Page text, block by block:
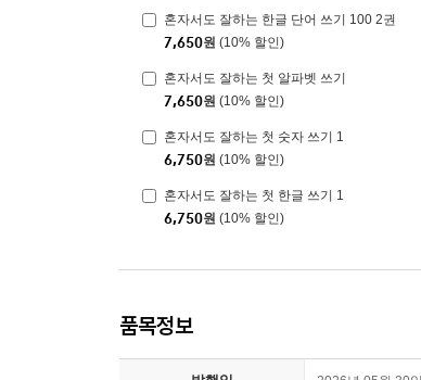
혼자서도 잘하는 한글 단어 쓰기 100 2권
7,650원 (10% 할인)
혼자서도 잘하는 첫 알파벳 쓰기
7,650원 (10% 할인)
혼자서도 잘하는 첫 숫자 쓰기 1
6,750원 (10% 할인)
혼자서도 잘하는 첫 한글 쓰기 1
6,750원 (10% 할인)
품목정보